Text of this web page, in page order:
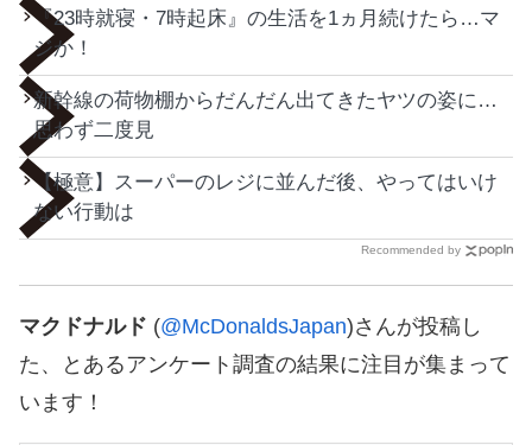
『23時就寝・7時起床』の生活を1ヵ月続けたら…マ
ジか！
新幹線の荷物棚からだんだん出てきたヤツの姿に…
思わず二度見
【極意】スーパーのレジに並んだ後、やってはいけ
ない行動は
Recommended by
マクドナルド (@McDonaldsJapan)さんが投稿し
た、とあるアンケート調査の結果に注目が集まって
います！